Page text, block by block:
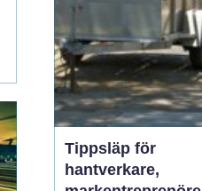
projekt snabbt bli en
källa ...
Tippsläp för
hantverkare,